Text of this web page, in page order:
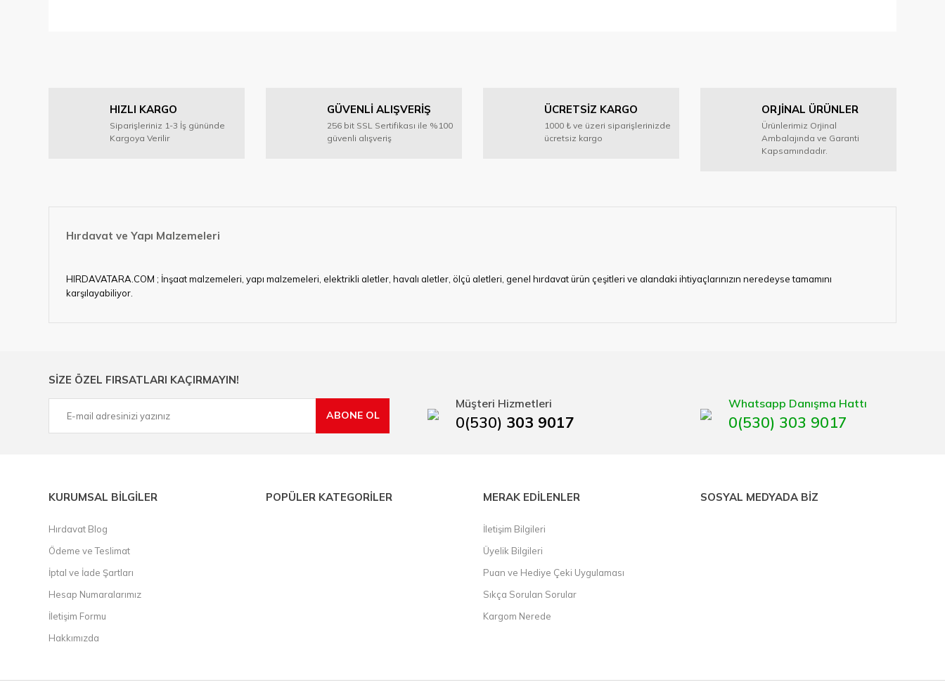
Ürün açıklamasında eksik bilgiler bulunuyor.
Ürün bilgilerinde hatalar bulunuyor.
HIZLI KARGO
Siparişleriniz 1-3 İş gününde
Kargoya Verilir
GÜVENLİ ALIŞVERİŞ
256 bit SSL Sertifikası ile %100
güvenli alışveriş
ÜCRETSİZ KARGO
1000 ₺ ve üzeri siparişlerinizde
ücretsiz kargo
ORJİNAL ÜRÜNLER
Ürünlerimiz Orjinal
Ambalajında ve Garanti
Kapsamındadır.
Hırdavat ve Yapı Malzemeleri
HIRDAVATARA.COM ; İnşaat malzemeleri, yapı malzemeleri, elektrikli aletler, havalı aletler, ölçü aletleri, genel hırdavat ürün çeşitleri ve alandaki ihtiyaçlarınızın neredeyse tamamını
karşılayabiliyor.
çelik cetvel, tel fırça, kalem havya, karot uç, pafta takımları, boru kesiciler, çektirme, kablo makası, pürmüz, lazerli mesafe ölçme.
SİZE ÖZEL FIRSATLARI KAÇIRMAYIN!
ABONE OL
Müşteri Hizmetleri
0(530) 303 9017
Whatsapp Danışma Hattı
0(530) 303 9017
KURUMSAL BİLGİLER
Hırdavat Blog
Ödeme ve Teslimat
İptal ve İade Şartları
Hesap Numaralarımız
İletişim Formu
Hakkımızda
POPÜLER KATEGORİLER MERAK EDİLENLER
İletişim Bilgileri
Üyelik Bilgileri
Puan ve Hediye Çeki Uygulaması
Sıkça Sorulan Sorular
Kargom Nerede
SOSYAL MEDYADA BİZ